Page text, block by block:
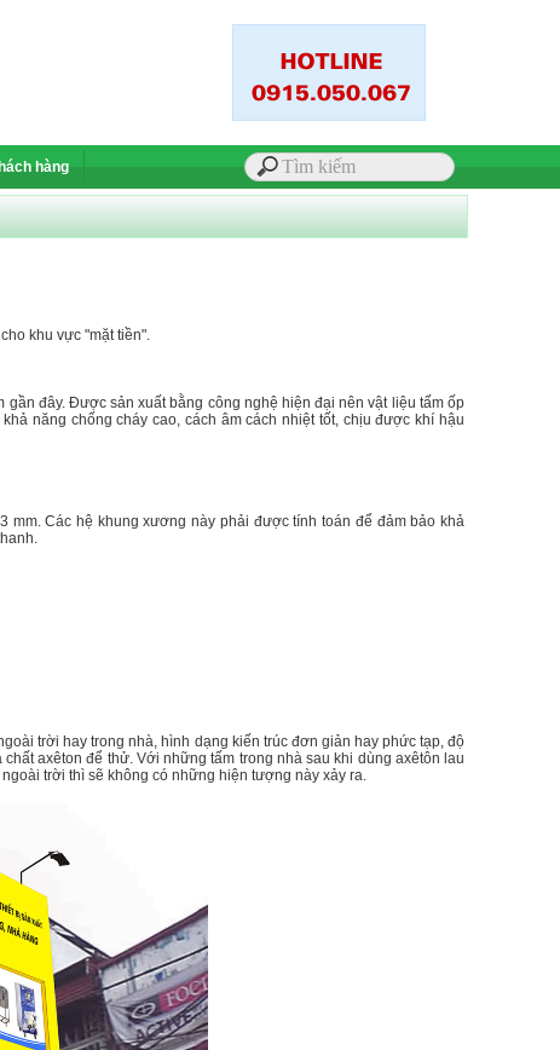
hàng
khu vực "mặt tiền".
đây. Được sản xuất bằng công nghệ hiện đại nên vật liệu tấm ốp
năng chống cháy cao, cách âm cách nhiệt tốt, chịu được khí hậu
Các hệ khung xương này phải được tính toán để đảm bảo khả
trời hay trong nhà, hình dạng kiến trúc đơn giản hay phức tạp, độ
axêton để thử. Với những tấm trong nhà sau khi dùng axêtôn lau
trời thì sẽ không có những hiện tượng này xảy ra.